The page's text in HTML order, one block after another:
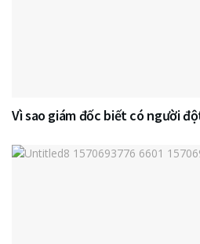
Vì sao giám đốc biết có người